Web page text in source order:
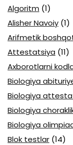
Algoritm (1)
Alisher Navoiy (1)
Arifmetik
Attestatsiya (11)
Axborotlarni
Biologiya
Biologiya
Biologiya
Biologiya
Blok testlar (14)